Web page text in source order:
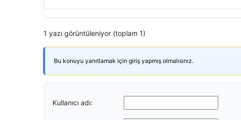
1 yazı görüntüleniyor (toplam 1)
Bu konuyu yanıtlamak için giriş yapmış olmalısınız.
Kullanıcı adı: